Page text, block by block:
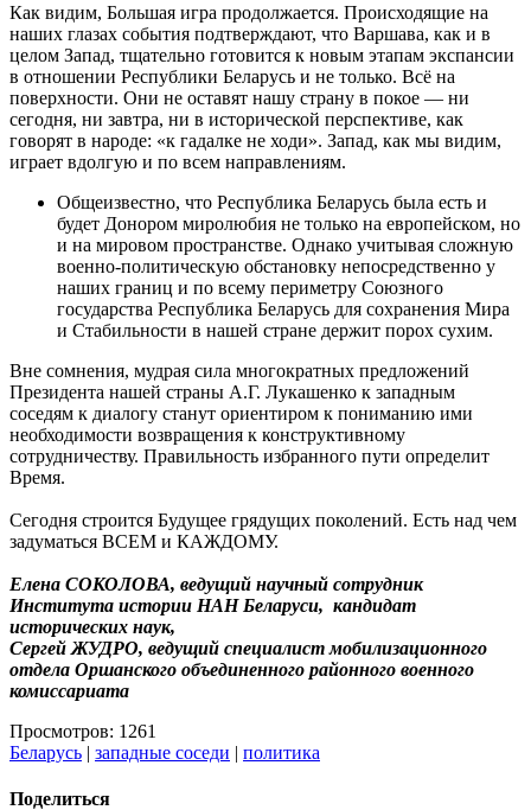
Как видим, Большая игра продолжается. Происходящие на
наших глазах события подтверждают, что Варшава, как и в
целом Запад, тщательно готовится к новым этапам экспансии
в отношении Республики Беларусь и не только. Всё на
поверхности. Они не оставят нашу страну в покое — ни
сегодня, ни завтра, ни в исторической перспективе, как
говорят в народе: «к гадалке не ходи». Запад, как мы видим,
играет вдолгую и по всем направлениям.
Общеизвестно, что Республика Беларусь была есть и
будет Донором миролюбия не только на европейском, но
и на мировом пространстве. Однако учитывая сложную
военно-политическую обстановку непосредственно у
наших границ и по всему периметру Союзного
государства Республика Беларусь для сохранения Мира
и Стабильности в нашей стране держит порох сухим.
Вне сомнения, мудрая сила многократных предложений
Президента нашей страны А.Г. Лукашенко к западным
соседям к диалогу станут ориентиром к пониманию ими
необходимости возвращения к конструктивному
сотрудничеству. Правильность избранного пути определит
Время.
Сегодня строится Будущее грядущих поколений. Есть над чем
задуматься ВСЕМ и КАЖДОМУ.
Елена СОКОЛОВА, ведущий научный сотрудник
Института истории НАН Беларуси, кандидат
исторических наук,
Сергей ЖУДРО, ведущий специалист мобилизационного
отдела Оршанского объединенного районного военного
комиссариата
Просмотров: 1261
Беларусь | западные соседи | политика
Поделиться